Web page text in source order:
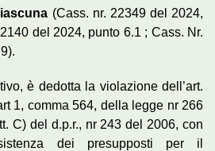
(Cass. nr. 22349 del 2024,
del 2024, punto 6.1 ; Cass. Nr.
è dedotta la violazione dell’art.
1, comma 564, della legge nr 266
C) del d.p.r., nr 243 del 2006, con
dei presupposti per il